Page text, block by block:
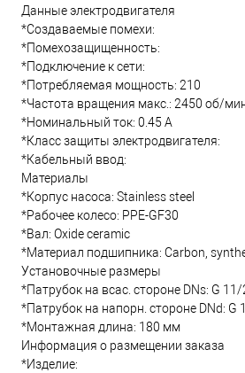
Данные электродвигателя
*Создаваемые помехи:
*Помехозащищенность:
*Подключение к сети:
*Потребляемая мощность: 210
*Частота вращения макс.: 2450 об/
*Номинальный ток: 0.45 А
*Класс защиты электродвигателя:
*Кабельный ввод:
Материалы
*Корпус насоса: Stainless steel
*Рабочее колесо: PPE-GF30
*Вал: Oxide ceramic
*Материал подшипника: Carbon,
Установочные размеры
*Патрубок на всас. стороне DNs: G 11/
*Патрубок на напорн. стороне DNd: G
*Монтажная длина: 180 мм
Информация о размещении заказа
*Изделие: